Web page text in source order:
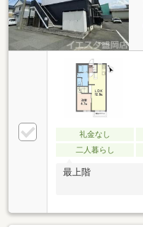
礼金なし
二人暮らし
最上階